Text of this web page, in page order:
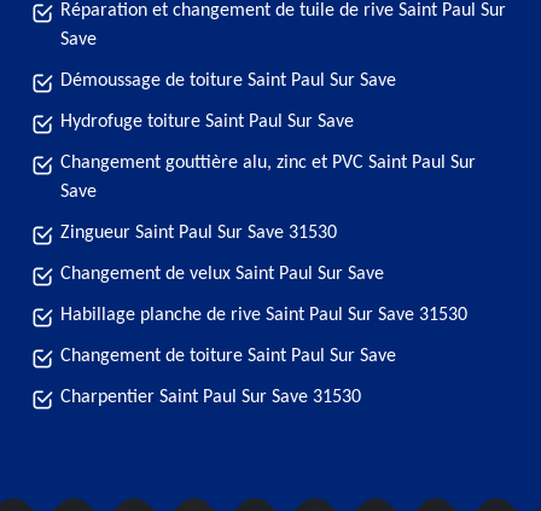
Réparation et changement de tuile de rive Saint Paul Sur
Save
Démoussage de toiture Saint Paul Sur Save
Hydrofuge toiture Saint Paul Sur Save
Changement gouttière alu, zinc et PVC Saint Paul Sur
Save
Zingueur Saint Paul Sur Save 31530
Changement de velux Saint Paul Sur Save
Habillage planche de rive Saint Paul Sur Save 31530
Changement de toiture Saint Paul Sur Save
Charpentier Saint Paul Sur Save 31530